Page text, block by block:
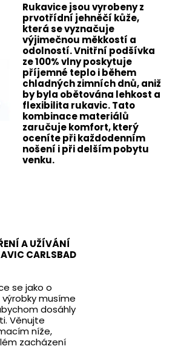
Rukavice jsou vyrobeny z
prvotřídní jehněčí kůže,
která se vyznačuje
výjimečnou měkkostí a
odolností. Vnitřní podšívka
ze 100% vlny poskytuje
příjemné teplo i během
chladných zimních dnů, aniž
by byla obětována lehkost a
flexibilita rukavic. Tato
kombinace materiálů
zaručuje komfort, který
oceníte při každodenním
nošení i při delším pobytu
venku.
A UŽÍVÁNÍ
CARLSBAD
se jako o
musíme
dosáhly
Věnujte
níže,
zacházení